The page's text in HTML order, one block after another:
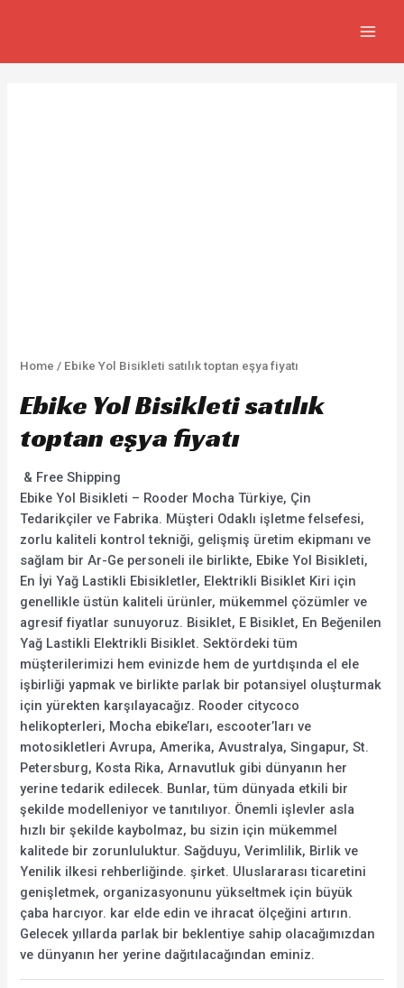
Home / Ebike Yol Bisikleti satılık toptan eşya fiyatı
Ebike Yol Bisikleti satılık
toptan eşya fiyatı
& Free Shipping
Ebike Yol Bisikleti – Rooder Mocha Türkiye, Çin
Tedarikçiler ve Fabrika. Müşteri Odaklı işletme felsefesi,
zorlu kaliteli kontrol tekniği, gelişmiş üretim ekipmanı ve
sağlam bir Ar-Ge personeli ile birlikte, Ebike Yol Bisikleti,
En İyi Yağ Lastikli Ebisikletler, Elektrikli Bisiklet Kiri için
genellikle üstün kaliteli ürünler, mükemmel çözümler ve
agresif fiyatlar sunuyoruz. Bisiklet, E Bisiklet, En Beğenilen
Yağ Lastikli Elektrikli Bisiklet. Sektördeki tüm
müşterilerimizi hem evinizde hem de yurtdışında el ele
işbirliği yapmak ve birlikte parlak bir potansiyel oluşturmak
için yürekten karşılayacağız. Rooder citycoco
helikopterleri, Mocha ebike’ları, escooter’ları ve
motosikletleri Avrupa, Amerika, Avustralya, Singapur, St.
Petersburg, Kosta Rika, Arnavutluk gibi dünyanın her
yerine tedarik edilecek. Bunlar, tüm dünyada etkili bir
şekilde modelleniyor ve tanıtılıyor. Önemli işlevler asla
hızlı bir şekilde kaybolmaz, bu sizin için mükemmel
kalitede bir zorunluluktur. Sağduyu, Verimlilik, Birlik ve
Yenilik ilkesi rehberliğinde. şirket. Uluslararası ticaretini
genişletmek, organizasyonunu yükseltmek için büyük
çaba harcıyor. kar elde edin ve ihracat ölçeğini artırın.
Gelecek yıllarda parlak bir beklentiye sahip olacağımızdan
ve dünyanın her yerine dağıtılacağından eminiz.